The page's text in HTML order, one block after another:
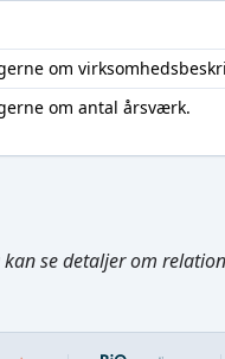
om
om antal årsværk.
se detaljer om